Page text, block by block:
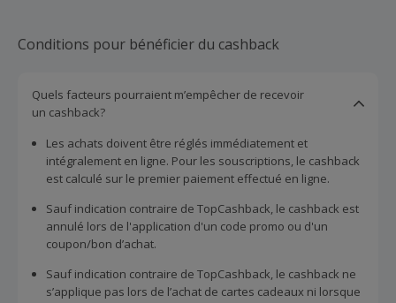
Conditions pour bénéficier du cashback
Quels facteurs pourraient m’empêcher de recevoir
un cashback?
Les achats doivent être réglés immédiatement et
intégralement en ligne. Pour les souscriptions, le cashback
est calculé sur le premier paiement effectué en ligne.
Sauf indication contraire de TopCashback, le cashback est
annulé lors de l'application d'un code promo ou d'un
coupon/bon d’achat.
Sauf indication contraire de TopCashback, le cashback ne
s’applique pas lors de l’achat de cartes cadeaux ni lorsque